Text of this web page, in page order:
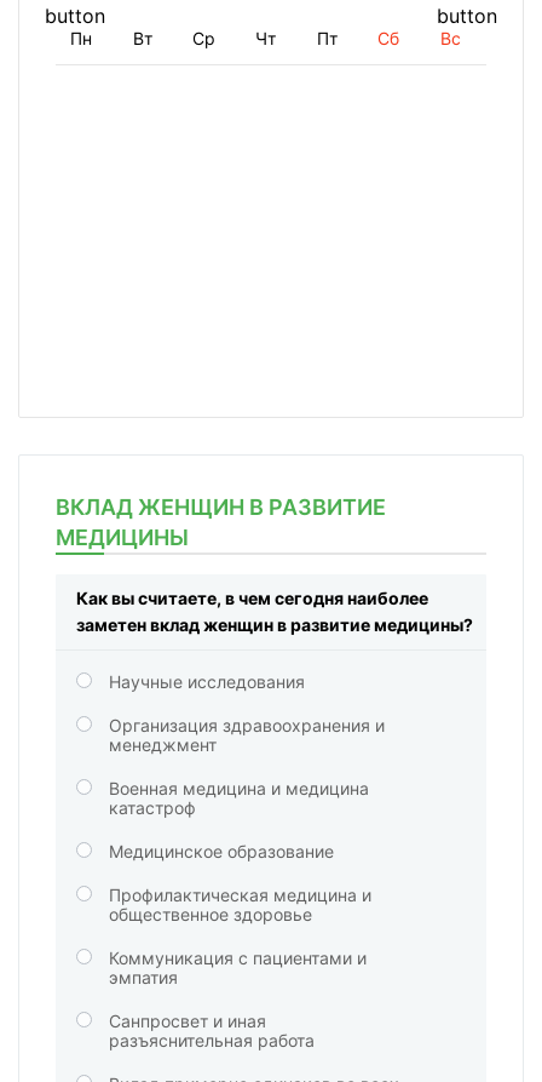
Пн Вт Ср Чт Пт Сб Вс
ВКЛАД ЖЕНЩИН В РАЗВИТИЕ
МЕДИЦИНЫ
Как вы считаете, в чем сегодня наиболее
заметен вклад женщин в развитие медицины?
Научные исследования
Организация здравоохранения и
менеджмент
Военная медицина и медицина
катастроф
Медицинское образование
Профилактическая медицина и
общественное здоровье
Коммуникация с пациентами и
эмпатия
Санпросвет и иная
разъяснительная работа